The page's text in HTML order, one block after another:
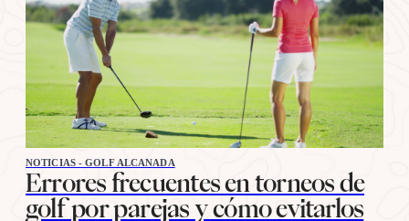
NOTICIAS - GOLF ALCANADA
Errores frecuentes en torneos de
golf por parejas y cómo evitarlos